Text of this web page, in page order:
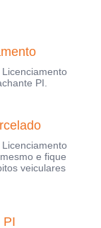
PI.
e fique
veiculares
PI